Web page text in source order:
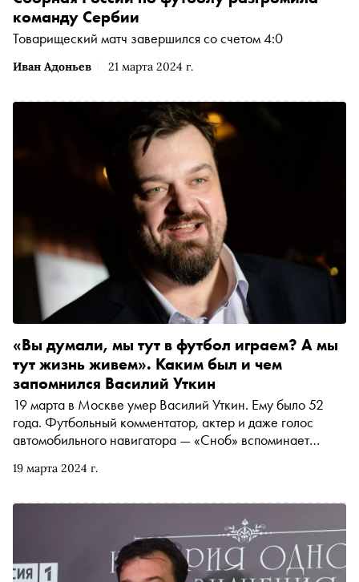
Иван Адоньев 21 марта 2024 г.
команду Сербии
Товарищеский матч завершился со счетом 4:0
19 марта 2024 г.
«Вы думали, мы тут в футбол играем? А мы
тут жизнь живем». Каким был и чем
запомнился Василий Уткин
19 марта в Москве умер Василий Уткин. Ему было 52
года. Футбольный комментатор, актер и даже голос
автомобильного навигатора — «Сноб» вспоминает